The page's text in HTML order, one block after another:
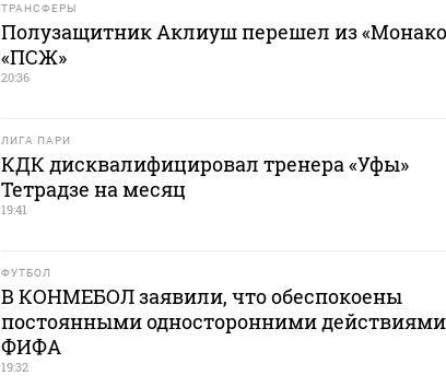
ТРАНСФЕРЫ
Полузащитник Аклиуш перешел из
«ПСЖ»
20:36
ЛИГА ПАРИ
КДК дисквалифицировал тренера «Уфы»
Тетрадзе на месяц
19:41
ФУТБОЛ
В КОНМЕБОЛ заявили, что обеспокоены
постоянными односторонними действиями
ФИФА
19:32